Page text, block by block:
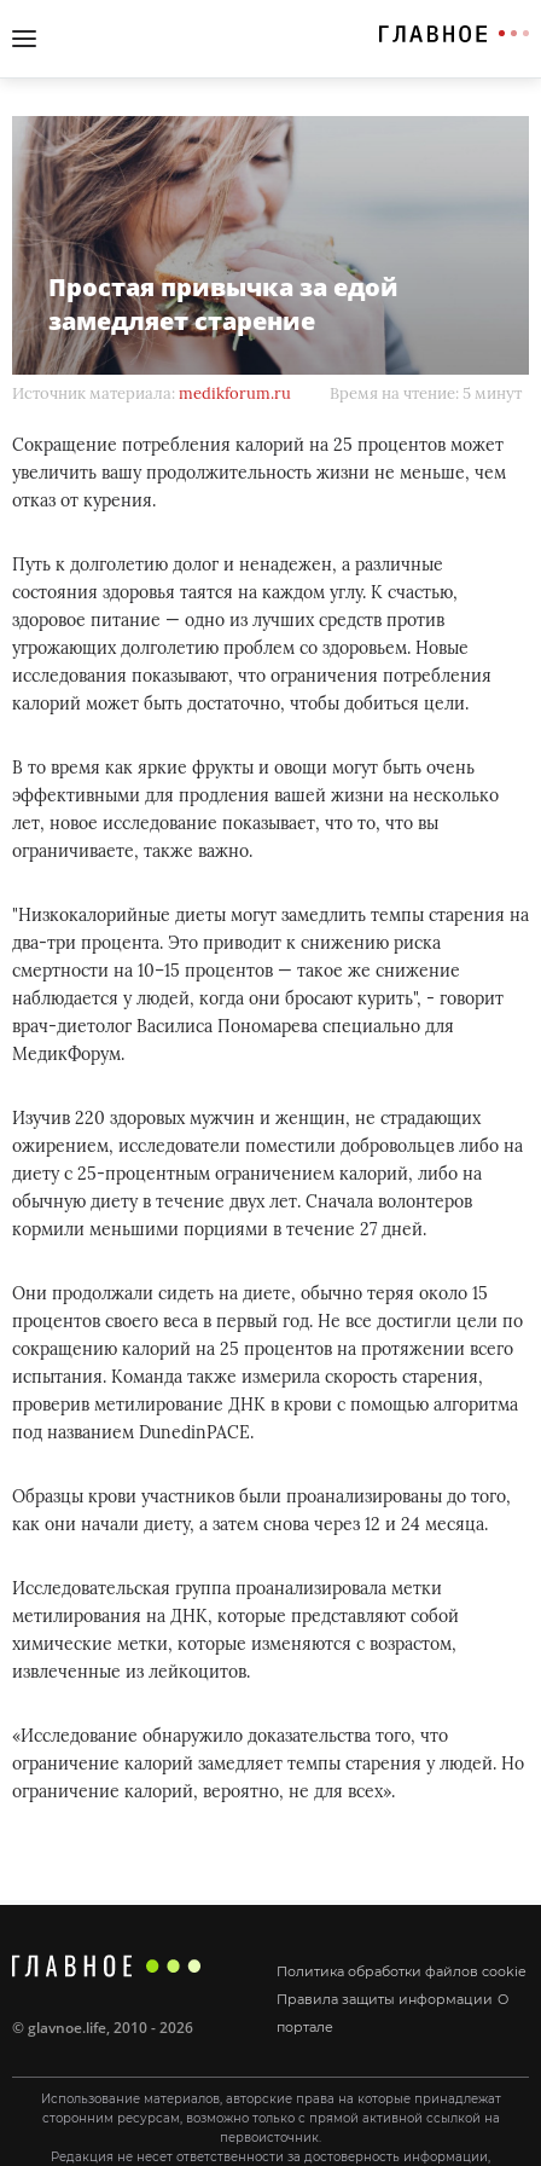
Простая привычка за едой
замедляет старение
Источник материала: medikforum.ru Время на чтение: 5 минут
Сокращение потребления калорий на 25 процентов может
увеличить вашу продолжительность жизни не меньше, чем
отказ от курения.
Путь к долголетию долог и ненадежен, а различные
состояния здоровья таятся на каждом углу. К счастью,
здоровое питание — одно из лучших средств против
угрожающих долголетию проблем со здоровьем. Новые
исследования показывают, что ограничения потребления
калорий может быть достаточно, чтобы добиться цели.
В то время как яркие фрукты и овощи могут быть очень
эффективными для продления вашей жизни на несколько
лет, новое исследование показывает, что то, что вы
ограничиваете, также важно.
"Низкокалорийные диеты могут замедлить темпы старения на
два-три процента. Это приводит к снижению риска
смертности на 10–15 процентов — такое же снижение
наблюдается у людей, когда они бросают курить", - говорит
врач-диетолог Василиса Пономарева специально для
МедикФорум.
Изучив 220 здоровых мужчин и женщин, не страдающих
ожирением, исследователи поместили добровольцев либо на
диету с 25-процентным ограничением калорий, либо на
обычную диету в течение двух лет. Сначала волонтеров
кормили меньшими порциями в течение 27 дней.
Они продолжали сидеть на диете, обычно теряя около 15
процентов своего веса в первый год. Не все достигли цели по
сокращению калорий на 25 процентов на протяжении всего
испытания. Команда также измерила скорость старения,
проверив метилирование ДНК в крови с помощью алгоритма
под названием DunedinPACE.
Образцы крови участников были проанализированы до того,
как они начали диету, а затем снова через 12 и 24 месяца.
Исследовательская группа проанализировала метки
метилирования на ДНК, которые представляют собой
химические метки, которые изменяются с возрастом,
извлеченные из лейкоцитов.
«Исследование обнаружило доказательства того, что
ограничение калорий замедляет темпы старения у людей. Но
ограничение калорий, вероятно, не для всех».
Политика обработки файлов cookie
Правила защиты информации О
портале
©glavnoe.life, 2010 - 2026
Использование материалов, авторские права на которые принадлежат
сторонним ресурсам, возможно только с прямой активной ссылкой на
первоисточник.
Редакция не несет ответственности за достоверность информации,